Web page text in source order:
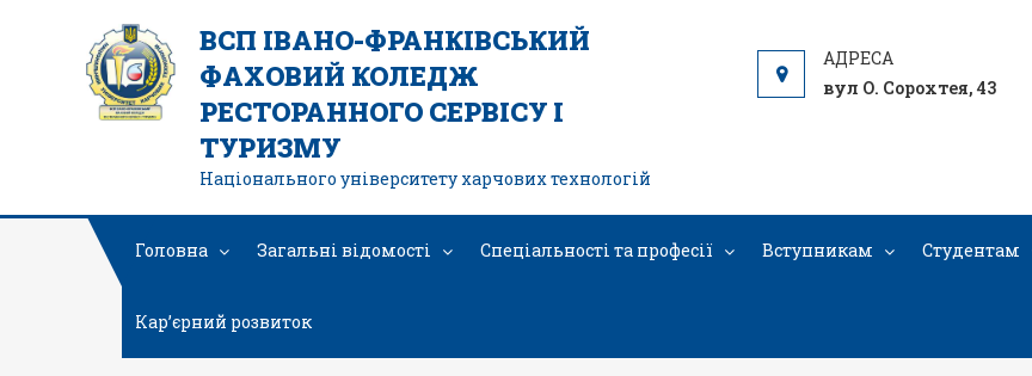
ВСП ІВАНО-ФРАНКІВСЬКИЙ
ФАХОВИЙ КОЛЕДЖ
РЕСТОРАННОГО СЕРВІСУ І
ТУРИЗМУ
Національного університету харчових технологій
вул О. Сорохтея, 43
Головна Загальні відомості Спеціальності та професії Вступникам Студентам
Кар’єрний розвиток